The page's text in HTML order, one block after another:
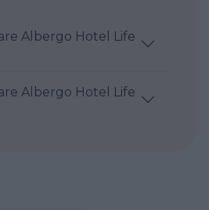
Albergo Hotel Life
Albergo Hotel Life